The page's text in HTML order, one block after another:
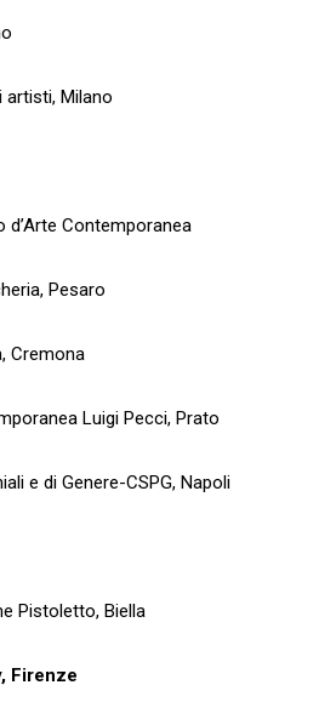
artisti, Milano
d’Arte Contemporanea
Pesaro
Cremona
Luigi Pecci, Prato
e di Genere-CSPG, Napoli
Pistoletto, Biella
Firenze